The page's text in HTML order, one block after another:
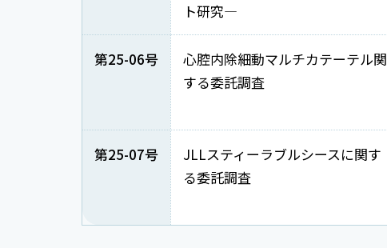
ト研究―
第25-06号
心腔内除細動マルチカテーテル関
する委託調査
第25-07号
JLLスティーラブルシースに関す
る委託調査